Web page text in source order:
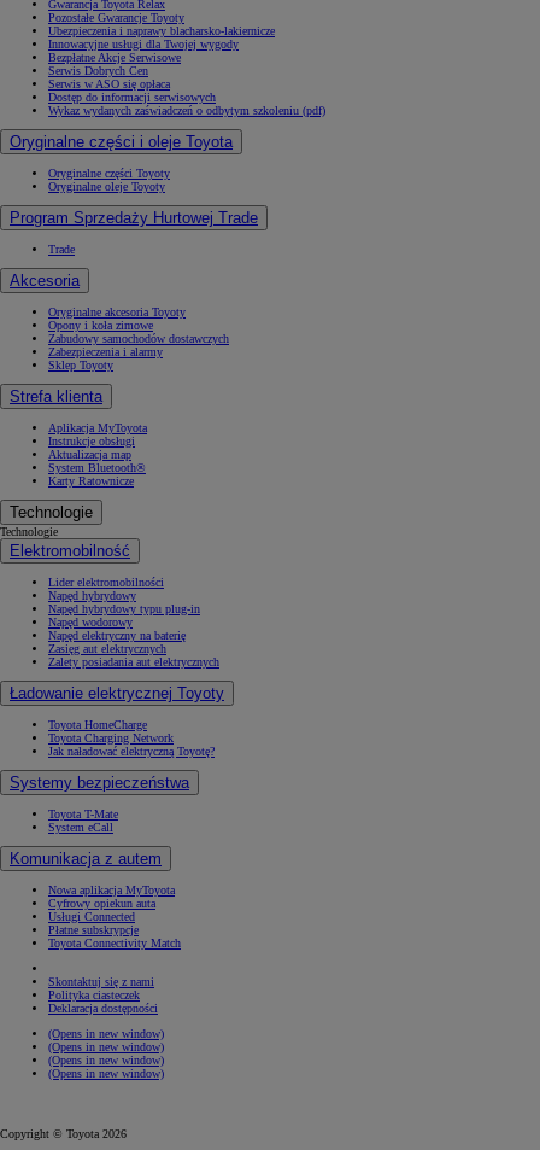
Gwarancja Toyota Relax
Pozostałe Gwarancje Toyoty
Ubezpieczenia i naprawy blacharsko-lakiernicze
Innowacyjne usługi dla Twojej wygody
Bezpłatne Akcje Serwisowe
Serwis Dobrych Cen
Serwis w ASO się opłaca
Dostęp do informacji serwisowych
Wykaz wydanych zaświadczeń o odbytym szkoleniu (pdf)
Oryginalne części i oleje Toyota
Oryginalne części Toyoty
Oryginalne oleje Toyoty
Program Sprzedaży Hurtowej Trade
Trade
Akcesoria
Oryginalne akcesoria Toyoty
Opony i koła zimowe
Zabudowy samochodów dostawczych
Zabezpieczenia i alarmy
Sklep Toyoty
Strefa klienta
Aplikacja MyToyota
Instrukcje obsługi
Aktualizacja map
System Bluetooth®
Karty Ratownicze
Technologie
Technologie
Elektromobilność
Lider elektromobilności
Napęd hybrydowy
Napęd hybrydowy typu plug-in
Napęd wodorowy
Napęd elektryczny na baterię
Zasięg aut elektrycznych
Zalety posiadania aut elektrycznych
Ładowanie elektrycznej Toyoty
Toyota HomeCharge
Toyota Charging Network
Jak naładować elektryczną Toyotę?
Systemy bezpieczeństwa
Toyota T-Mate
System eCall
Komunikacja z autem
Nowa aplikacja MyToyota
Cyfrowy opiekun auta
Usługi Connected
Płatne subskrypcje
Toyota Connectivity Match
Skontaktuj się z nami
Polityka ciasteczek
Deklaracja dostępności
(Opens in new window)
(Opens in new window)
(Opens in new window)
(Opens in new window)
Copyright © Toyota 2026